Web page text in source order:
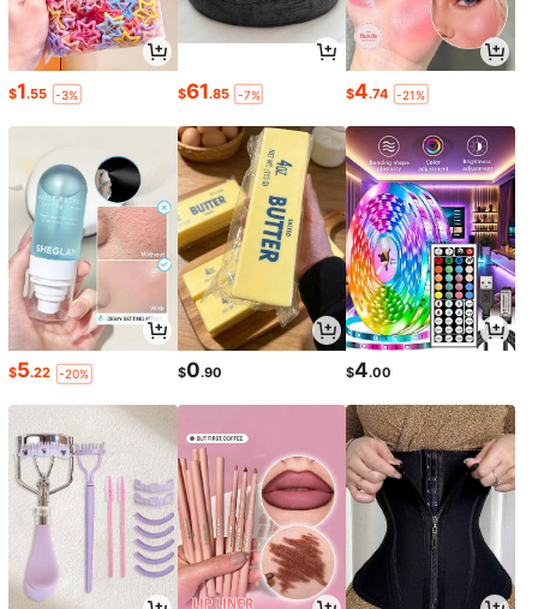
$1.55 -3% $61.85 -7% $4.74 -21%
$5.22 -20% $0.90 $4.00